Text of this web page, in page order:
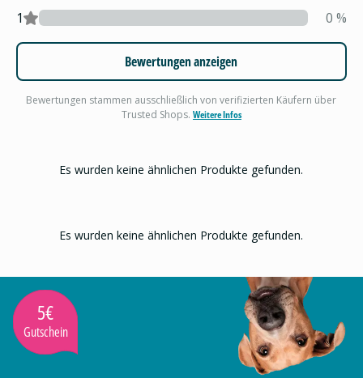
1 0 %
Bewertungen anzeigen
Bewertungen stammen ausschließlich von verifizierten Käufern über
Trusted Shops. Weitere Infos
Es wurden keine ähnlichen Produkte gefunden.
Es wurden keine ähnlichen Produkte gefunden.
5€
Gutschein